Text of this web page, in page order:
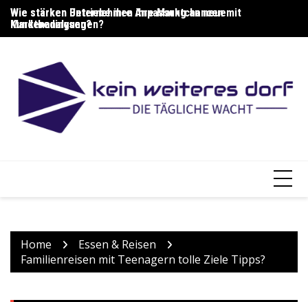
Skip
content
Wie stärken Unternehmen ihre Marktchancen mit
Kundenanalysen?
Wie stärken Betriebe ihre Anpassung an neue
Marktbedingungen?
Home
Essen & Reisen
Familienreisen mit Teenagern tolle Ziele Tipps?